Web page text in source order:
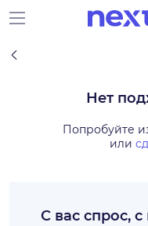
Нет
Попробуйте
или
С вас спрос,